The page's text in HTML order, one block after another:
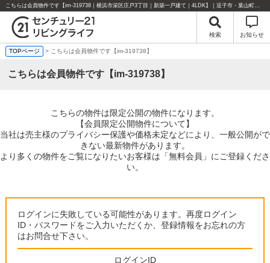
こちらは会員物件です【im-319738｜横浜市栄区庄戸3丁目｜新築一戸建て｜4LDK】｜逗子市・葉山町・湘南エリアの不動産のことならセンチュリー21リビングライフにお任せください！
検索 お知らせ
TOPページ > こちらは会員物件です【im-319738】
こちらは会員物件です【im-319738】
こちらの物件は限定公開の物件になります。
【会員限定公開物件について】
当社は売主様のプライバシー保護や価格未定などにより、一般公開がで
きない最新物件があります。
より多くの物件をご覧になりたいお客様は「無料会員」にご登録くださ
い。
ログインに失敗している可能性があります。再度ログイン
ID・パスワードをご入力いただくか、登録情報をお忘れの方
はお問合せ下さい。
ログインID